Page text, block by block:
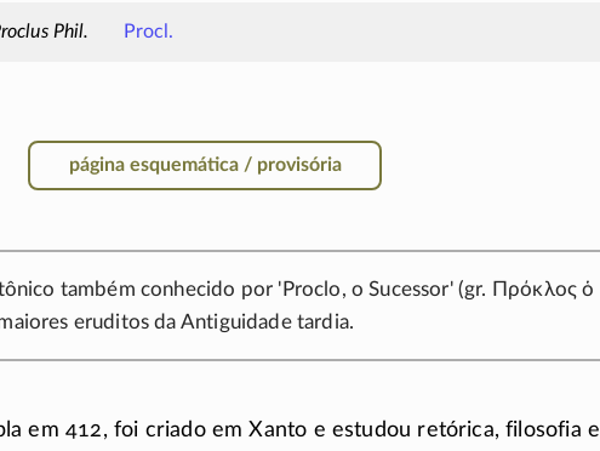
Phil. Procl.
página esquemática / provisória
também conhecido por 'Proclo, o Sucessor' (gr. Πρόκλος ὁ
eruditos da Antiguidade tardia.
em 412, foi criado em Xanto e estudou retórica, filosofia e